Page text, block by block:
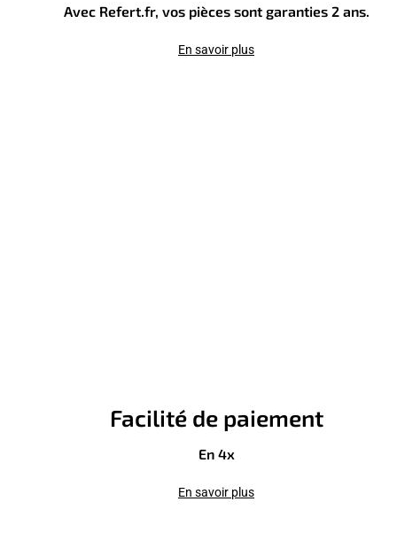
Avec Refert.fr, vos pièces sont garanties 2 ans.
En savoir plus
Facilité de paiement
En 4x
En savoir plus